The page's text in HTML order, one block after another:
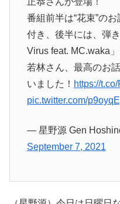
番組前半は“花束”の
付き、後半には、弾
Virus feat. MC.waka
若林さん、最高のお
いました！ https://
pic.twitter.com/
— 星野源 Gen
September 7, 2021